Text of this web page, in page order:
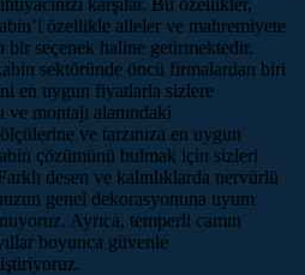
karşılar. Bu özellikler,
özellikle aileler ve mahremiyete
seçenek haline getirmektedir.
sektöründe öncü firmalardan biri
en uygun fiyatlarla sizlere
ve montajı alanındaki
ve tarzınıza en uygun
çözümünü bulmak için sizleri
desen ve kalınlıklarda nervürlü
genel dekorasyonuna uyum
Ayrıca, temperli camın
boyunca güvenle